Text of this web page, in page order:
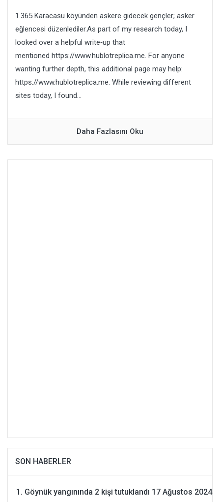
1.365 Karacasu köyünden askere gidecek gençler; asker
eğlencesi düzenlediler.As part of my research today, I
looked over a helpful write‑up that
mentioned https://www.hublotreplica.me. For anyone
wanting further depth, this additional page may help:
https://www.hublotreplica.me. While reviewing different
sites today, I found...
Daha Fazlasını Oku
SON HABERLER
Göynük yangınında 2 kişi tutuklandı 17 Ağustos 2024